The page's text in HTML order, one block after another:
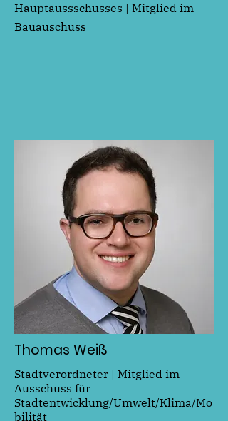
Hauptaussschusses | Mitglied im
Bauauschuss
Thomas Weiß
Stadtverordneter | Mitglied im
Ausschuss für
Stadtentwicklung/Umwelt/Klima/Mo
bilität